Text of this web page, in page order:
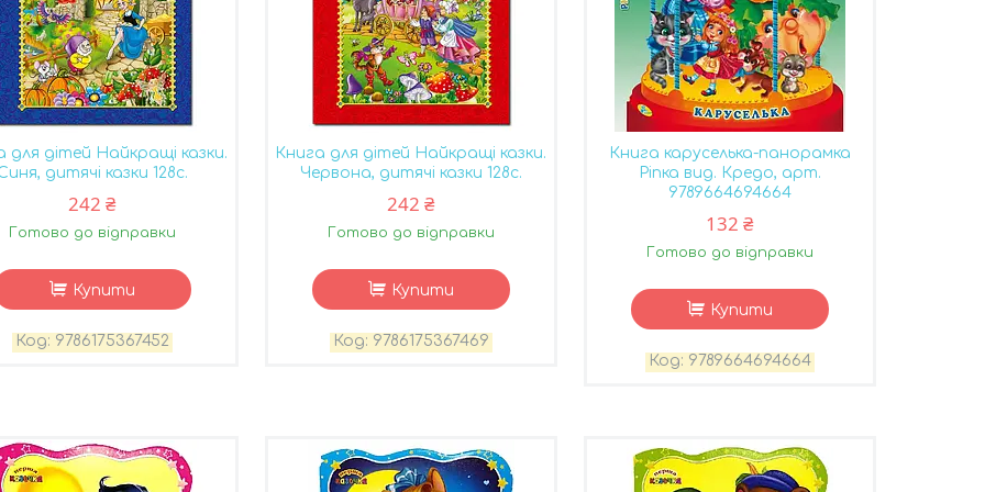
для дітей Найкращі казки.
дитячі казки 128с.
242 ₴
Готово до відправки
Купити
9786175367452
Книга для дітей Найкращі казки.
Червона, дитячі казки 128с.
242 ₴
Готово до відправки
Купити
9786175367469
Книга каруселька-панорамка
Ріпка вид. Кредо, арт.
9789664694664
132 ₴
Готово до відправки
Купити
9789664694664